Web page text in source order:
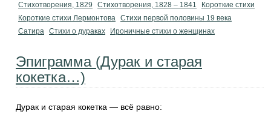
Стихотворения, 1829
Стихотворения, 1828 – 1841
Короткие стихи
Короткие стихи Лермонтова Cтихи первой половины 19 века
Сатира Стихи о дураках Ироничные стихи о женщинах
Эпиграмма (Дурак и старая
кокетка…)
Дурак и старая кокетка — всё равно: